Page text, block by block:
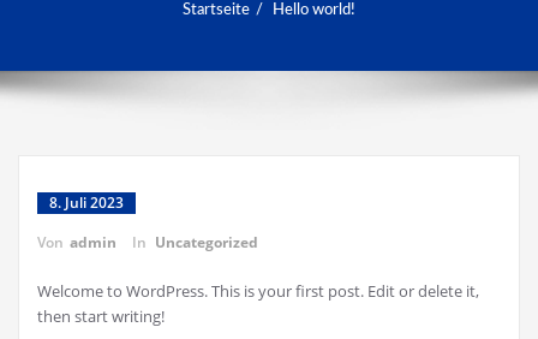
Startseite Hello world!
8. Juli 2023
Von admin In Uncategorized
Welcome to WordPress. This is your first post. Edit or delete it,
then start writing!